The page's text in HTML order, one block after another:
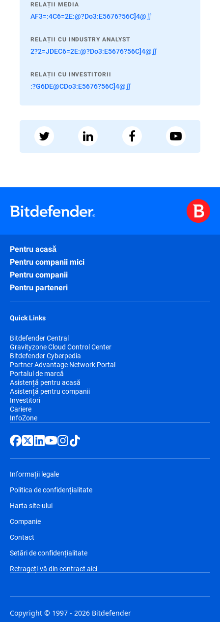
RELAȚII MEDIA
AF3=:4C6=2E:@?Do3:E5676?56C]4@∬
RELAȚII CU INDUSTRY ANALYST
2?2=JDEC6=2E:@?Do3:E5676?56C]4@∬
RELAȚII CU INVESTITORII
:?G6DE@CDo3:E5676?56C]4@∬
Pentru acasă
Pentru companii mici
Pentru companii
Pentru parteneri
Quick Links
Bitdefender Central
Gravityzone Cloud Control Center
Bitdefender Cyberpedia
Partner Advantage Network Portal
Portalul de marcă
Asistență pentru acasă
Asistență pentru companii
Investitori
Cariere
InfoZone
Informații legale
Politica de confidențialitate
Harta site-ului
Companie
Contact
Setări de confidențialitate
Retrageți-vă din contract aici
Copyright © 1997 - 2026 Bitdefender